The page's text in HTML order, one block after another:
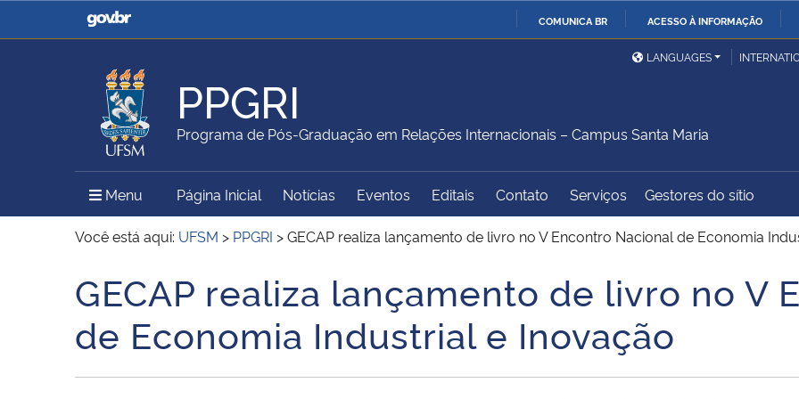
COMUNICA BR ACESSO À INFORMAÇÃO
Casa Civil
Ministério da Justiça e
Ministério da Defesa
Ministério das Relações
Exteriores
Ministério da Agricultura,
Pecuária e Abastecimento
Ministério da Educação
Ministério do Meio Ambiente Ministério do Turismo
Ministério do
Desenvolvimento Regional
Controladoria-Geral da
União
Secretaria de Governo
Gabinete de Segurança
Institucional
Advocacia-Geral da União Banco Central do Brasil
LANGUAGES
PPGRI
Programa de Pós-Graduação em Relações Internacionais – Campus Santa Maria
Menu Menu Principal do Sítio
Página Inicial Notícias Eventos Editais Contato Serviços Gestores do sítio
Você está aqui: UFSM > PPGRI >GECAP realiza lançamento de livro no V Encontro Nacional de Economia
Início do conteúdo
GECAP realiza lançamento de livro no V
de Economia Industrial e Inovação